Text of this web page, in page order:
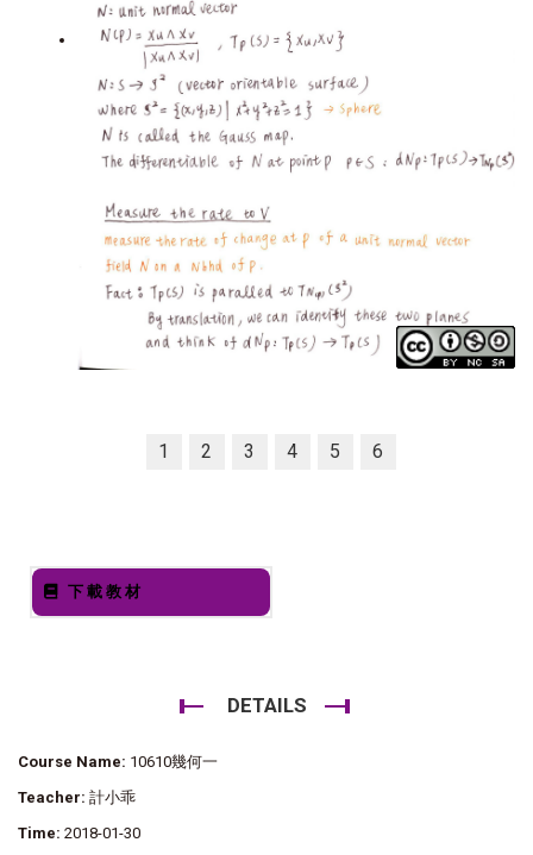
1 2 3 4 5 6
下載教材
DETAILS
Course Name: 10610幾何一
Teacher: 計小乖
Time: 2018-01-30